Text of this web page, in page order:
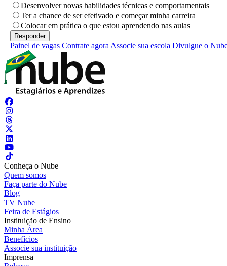
Desenvolver novas habilidades técnicas e comportamentais
Ter a chance de ser efetivado e começar minha carreira
Colocar em prática o que estou aprendendo nas aulas
Painel de vagas Contrate agora Associe sua escola Divulgue o
Conheça o Nube
Quem somos
Faça parte do Nube
Blog
TV Nube
Feira de Estágios
Instituição de Ensino
Minha Área
Benefícios
Associe sua instituição
Imprensa